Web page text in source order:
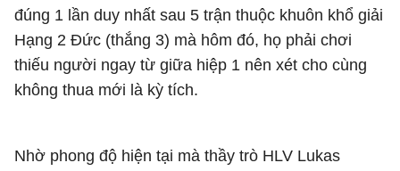
đúng 1 lần duy nhất sau 5 trận thuộc khuôn khổ giải
Hạng 2 Đức (thắng 3) mà hôm đó, họ phải chơi
thiếu người ngay từ giữa hiệp 1 nên xét cho cùng
không thua mới là kỳ tích.
Nhờ phong độ hiện tại mà thầy trò HLV Lukas